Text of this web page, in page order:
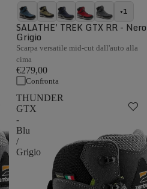
+1
SALATHE' TREK GTX RR - Nero
Grigio
Scarpa versatile mid-cut dall'auto alla
cima
€279,00
Confronta
THUNDER
GTX
-
Blu
/
Grigio